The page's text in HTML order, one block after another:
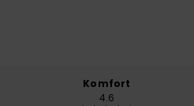
Komfort
4.6